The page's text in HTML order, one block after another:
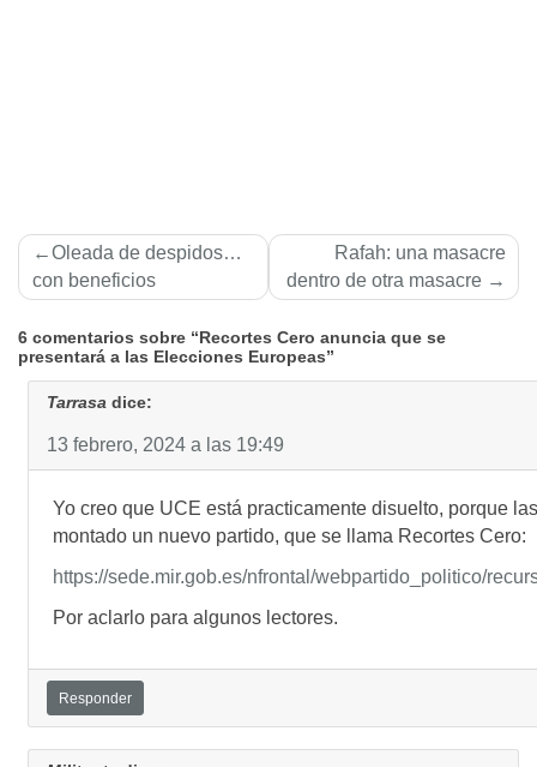
Navegación
de
Oleada de despidos…
con beneficios
Rafah: una masacre
dentro de otra masacre
6 comentarios sobre “Recortes Cero anuncia que se
presentará a las Elecciones Europeas”
Tarrasa dice:
13 febrero, 2024 a las 19:49
Yo creo que UCE está practicamente disuelto, porque
montado un nuevo partido, que se llama Recortes Cero:
https://sede.mir.gob.es/nfrontal/webpartido_politico/
Por aclarlo para algunos lectores.
Responder